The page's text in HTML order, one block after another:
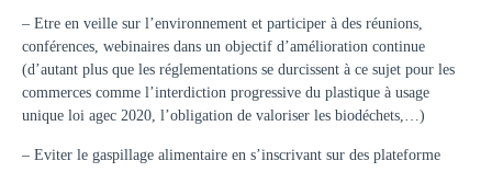
– Etre en veille sur l’environnement et participer à des réunions,
conférences, webinaires dans un objectif d’amélioration continue
(d’autant plus que les réglementations se durcissent à ce sujet pour les
commerces comme l’interdiction progressive du plastique à usage
unique loi agec 2020, l’obligation de valoriser les biodéchets,…)
– Eviter le gaspillage alimentaire en s’inscrivant sur des plateforme